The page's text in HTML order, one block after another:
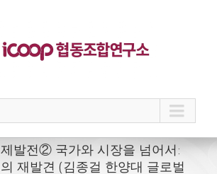
발전② 국가와 시장을 넘어서:
재발견 (김종걸 한양대 글로벌